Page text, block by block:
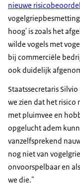
nieuwe
hoog' is zoals het
wilde vogels met
bij commerciële
ook duidelijk
Staatssecretaris
we zien dat het risico
met pluimvee en
opgelucht adem
vanzelfsprekend
nog niet van
onvoorspelbaar en
we die."